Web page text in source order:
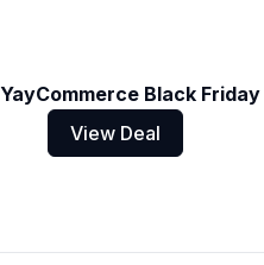
YayCommerce Black Friday
View Deal